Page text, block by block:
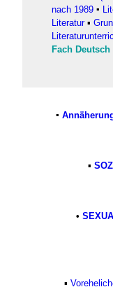
nach 1989 ▪
Literatur▪
Fach Deutsch
▪
▪
•
▪